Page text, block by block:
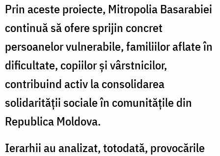
Prin aceste proiecte, Mitropolia Basarabiei
continuă să ofere sprijin concret
persoanelor vulnerabile, familiilor aflate în
dificultate, copiilor și vârstnicilor,
contribuind activ la consolidarea
solidarității sociale în comunitățile din
Republica Moldova.
Ierarhii au analizat, totodată, provocările